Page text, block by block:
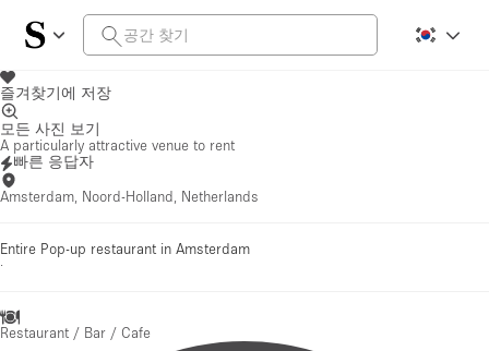
즐겨찾기에 저장
모든 사진 보기
A particularly attractive venue to rent
빠른 응답자
Amsterdam, Noord-Holland, Netherlands
Entire Pop-up restaurant in Amsterdam
·
Restaurant / Bar / Cafe